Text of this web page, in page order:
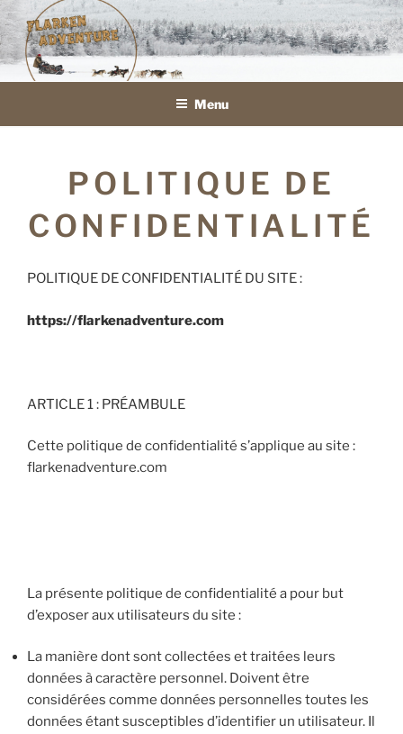
Aller
au
contenu
principalFLARKEN ADVENTURE
VOYAGE ET SÉJOURS EN TRAÎNEAU À CHIENS EN LAPONIE
Menu
POLITIQUE DE
CONFIDENTIALITÉ
POLITIQUE DE CONFIDENTIALITÉ DU SITE :
https://flarkenadventure.com
ARTICLE 1 : PRÉAMBULE
Cette politique de confidentialité s’applique au site :
flarkenadventure.com
La présente politique de confidentialité a pour but
d’exposer aux utilisateurs du site :
La manière dont sont collectées et traitées leurs
données à caractère personnel. Doivent être
considérées comme données personnelles toutes les
données étant susceptibles d’identifier un utilisateur. Il